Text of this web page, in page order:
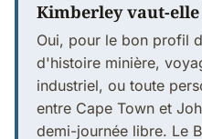
Kimberley vaut-
Oui, pour le bon profil
d'histoire minière,
industriel, ou toute
entre Cape Town et
demi-journée libre. Le